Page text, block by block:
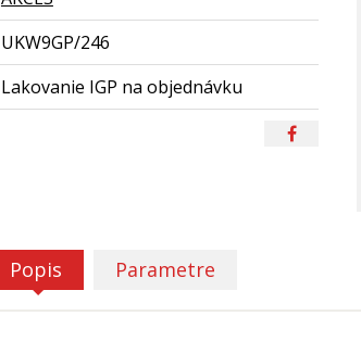
UKW9GP/246
Lakovanie IGP na objednávku
Popis Parametre